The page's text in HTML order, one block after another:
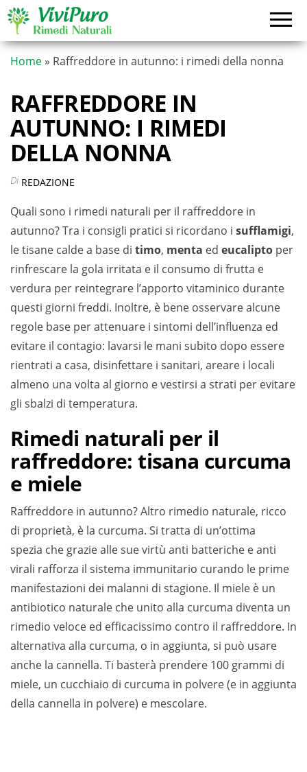
Vai
contenuto
Home » Raffreddore in autunno: i rimedi della nonna
RAFFREDDORE IN
AUTUNNO: I RIMEDI
DELLA NONNA
Di REDAZIONE
Quali sono i rimedi naturali per il raffreddore in
autunno? Tra i consigli pratici si ricordano i sufflamigi,
le tisane calde a base di timo, menta ed eucalipto per
rinfrescare la gola irritata e il consumo di frutta e
verdura per reintegrare l’apporto vitaminico durante
questi giorni freddi. Inoltre, è bene osservare alcune
regole base per attenuare i sintomi dell’influenza ed
evitare il contagio: lavarsi le mani subito dopo essere
rientrati a casa, disinfettare i sanitari, areare i locali
almeno una volta al giorno e vestirsi a strati per evitare
gli sbalzi di temperatura.
Rimedi naturali per il
raffreddore: tisana curcuma
e miele
Raffreddore in autunno? Altro rimedio naturale, ricco
di proprietà, è la curcuma. Si tratta di un’ottima
spezia che grazie alle sue virtù anti batteriche e anti
virali rafforza il sistema immunitario curando le prime
manifestazioni dei malanni di stagione. Il miele è un
antibiotico naturale che unito alla curcuma diventa un
rimedio veloce ed efficacissimo contro il raffreddore. In
alternativa alla curcuma, o in aggiunta, si può usare
anche la cannella. Ti basterà prendere 100 grammi di
miele, un cucchiaio di curcuma in polvere (e in aggiunta
della cannella in polvere) e mescolare.